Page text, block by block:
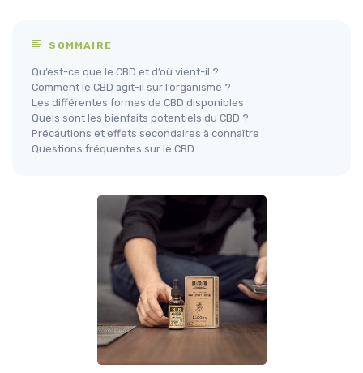
SOMMAIRE
Qu’est-ce que le CBD et d’où vient-il ?
Comment le CBD agit-il sur l’organisme ?
Les différentes formes de CBD disponibles
Quels sont les bienfaits potentiels du CBD ?
Précautions et effets secondaires à connaître
Questions fréquentes sur le CBD